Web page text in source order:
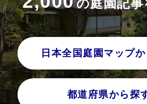
の庭園記
日本全国庭園マップ
都道府県から探